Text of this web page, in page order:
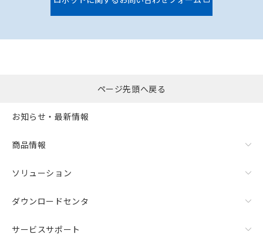
ページ先頭へ戻る
お知らせ・最新情報
商品情報
ソリューション
ダウンロードセンタ
サービスサポート